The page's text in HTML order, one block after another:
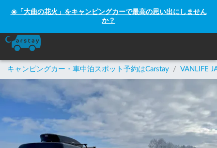
☀️「大曲の花火」をキャンピングカーで最高の思い出にしません
か？
キャンピングカー・車中泊スポット予約はCarstay / VANLIFE